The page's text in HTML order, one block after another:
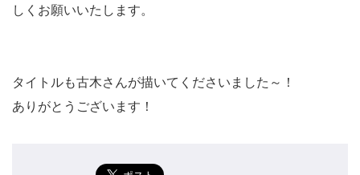
しくお願いいたします。
タイトルも古木さんが描いてくださいました～！
ありがとうございます！